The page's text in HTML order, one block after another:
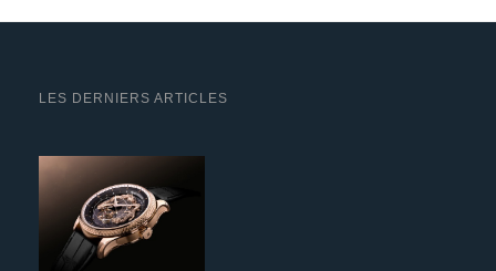
LES DERNIERS ARTICLES